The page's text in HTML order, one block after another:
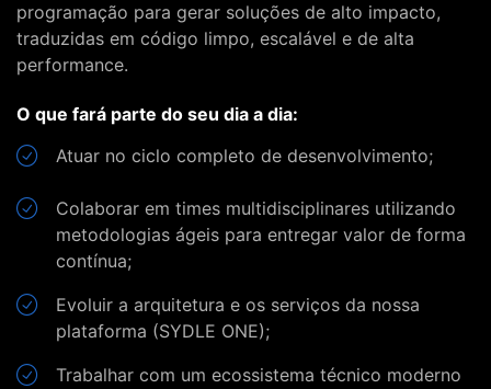
programação para gerar soluções de alto impacto,
traduzidas em código limpo, escalável e de alta
performance.
O que fará parte do seu dia a dia:
Atuar no ciclo completo de desenvolvimento;
Colaborar em times multidisciplinares utilizando
metodologias ágeis para entregar valor de forma
contínua;
Evoluir a arquitetura e os serviços da nossa
plataforma (SYDLE ONE);
Trabalhar com um ecossistema técnico moderno